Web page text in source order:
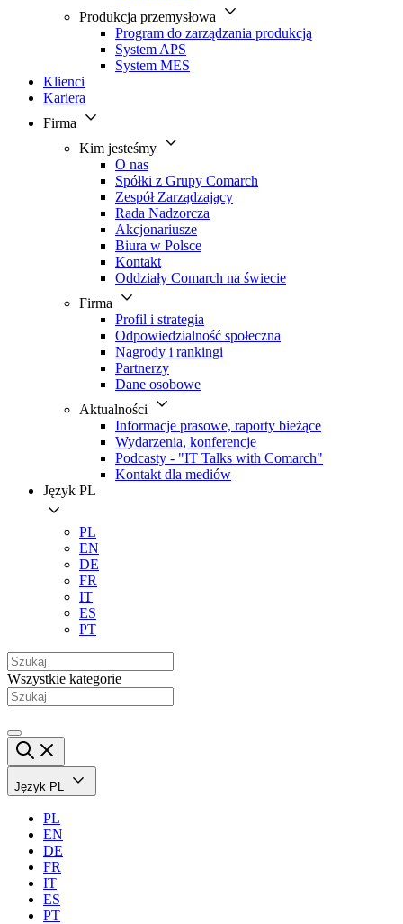
Produkcja przemysłowa
Program do zarządzania produkcją
System APS
System MES
Klienci
Kariera
Firma
Kim jesteśmy
O nas
Spółki z Grupy Comarch
Zespół Zarządzający
Rada Nadzorcza
Akcjonariusze
Biura w Polsce
Kontakt
Oddziały Comarch na świecie
Firma
Profil i strategia
Odpowiedzialność społeczna
Nagrody i rankingi
Partnerzy
Dane osobowe
Aktualności
Informacje prasowe, raporty bieżące
Wydarzenia, konferencje
Podcasty - "IT Talks with Comarch"
Kontakt dla mediów
Język PL
PL
EN
DE
FR
IT
ES
PT
Wszystkie kategorie
Język PL
PL
EN
DE
FR
IT
ES
PT